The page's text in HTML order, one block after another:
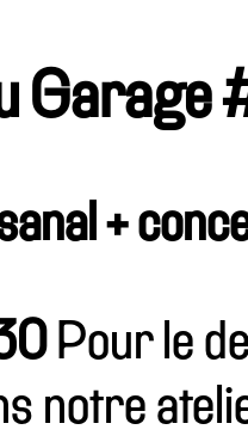
Garage
+
Pour le
notre